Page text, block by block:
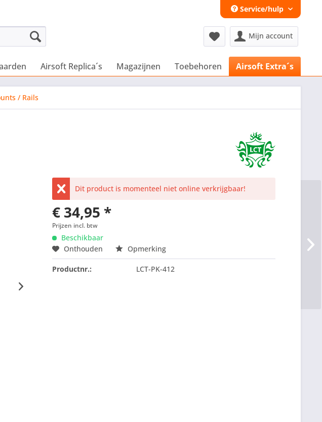
Service/hulp
Mijn account
Airsoft Replica´s Magazijnen Toebehoren Airsoft Extra´s
/ Rails
Dit product is momenteel niet online verkrijgbaar!
€ 34,95 *
Prijzen incl. btw
Beschikbaar
Onthouden
Opmerking
Productnr.: LCT-PK-412